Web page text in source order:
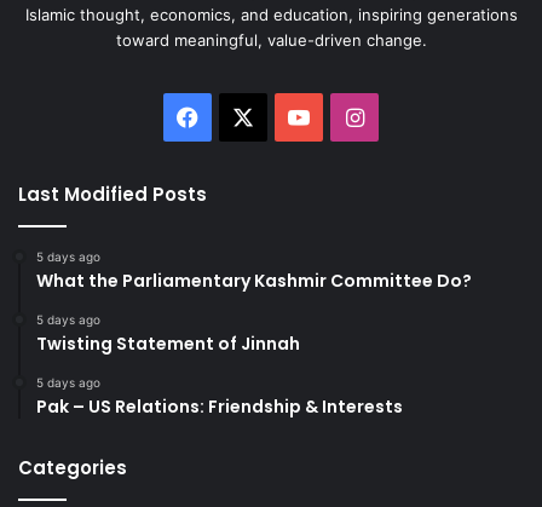
Islamic thought, economics, and education, inspiring generations
toward meaningful, value-driven change.
Facebook YouTubeInstagram
Last Modified Posts
5 days ago
What the Parliamentary Kashmir Committee Do?
5 days ago
Twisting Statement of Jinnah
5 days ago
Pak – US Relations: Friendship & Interests
Categories